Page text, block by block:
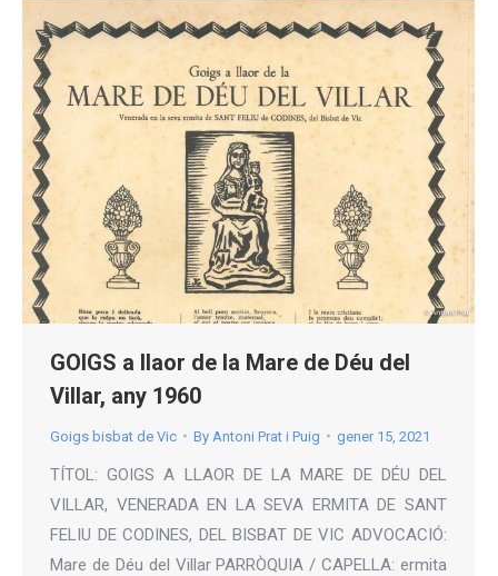
GOIGS a llaor de la Mare de Déu del
Villar, any 1960
Goigs bisbat de Vic By Antoni Prat i Puig gener 15, 2021
TÍTOL: GOIGS A LLAOR DE LA MARE DE DÉU DEL
VILLAR, VENERADA EN LA SEVA ERMITA DE SANT
FELIU DE CODINES, DEL BISBAT DE VIC ADVOCACIÓ:
Mare de Déu del Villar PARRÒQUIA / CAPELLA: ermita